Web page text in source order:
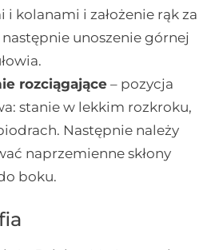
i kolanami i założenie rąk za
następnie unoszenie górnej
rozciągające– pozycja
stanie w lekkim rozkroku,
Następnie należy
naprzemienne skłony
boku.